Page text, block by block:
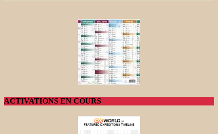
ACTIVATIONS EN COURS